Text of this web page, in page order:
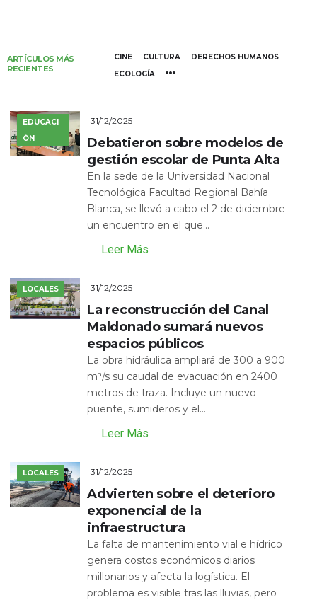
ARTÍCULOS MÁS
RECIENTES
CINE CULTURA
DERECHOS HUMANOS
ECOLOGÍA
EDUCACI
ÓN
31/12/2025
Debatieron sobre modelos de
gestión escolar de Punta Alta
En la sede de la Universidad Nacional
Tecnológica Facultad Regional Bahía
Blanca, se llevó a cabo el 2 de diciembre
un encuentro en el que...
Leer Más
LOCALES 31/12/2025
La reconstrucción del Canal
Maldonado sumará nuevos
espacios públicos
La obra hidráulica ampliará de 300 a 900
m³/s su caudal de evacuación en 2400
metros de traza. Incluye un nuevo
puente, sumideros y el...
Leer Más
LOCALES 31/12/2025
Advierten sobre el deterioro
exponencial de la
infraestructura
La falta de mantenimiento vial e hídrico
genera costos económicos diarios
millonarios y afecta la logística. El
problema es visible tras las lluvias, pero